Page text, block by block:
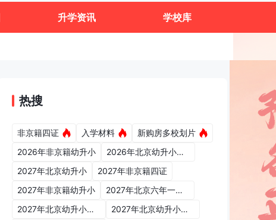
升学资讯 学校库
热搜
非京籍四证 入学材料
新购房多校划片
2026年非京籍幼升小
2026年北京幼升小入学政策
2027年北京幼升小
2027年非京籍四证
2027年非京籍幼升小
2027年北京六年一学位政策
2027年北京幼升小六年一学位政策
2027年北京幼升小入学政策